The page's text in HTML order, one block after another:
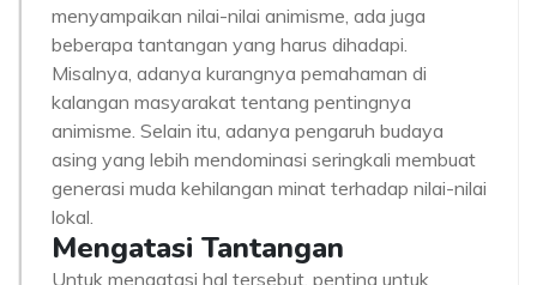
menyampaikan nilai-nilai animisme, ada juga
beberapa tantangan yang harus dihadapi.
Misalnya, adanya kurangnya pemahaman di
kalangan masyarakat tentang pentingnya
animisme. Selain itu, adanya pengaruh budaya
asing yang lebih mendominasi seringkali membuat
generasi muda kehilangan minat terhadap nilai-nilai
lokal.
Mengatasi Tantangan
Untuk mengatasi hal tersebut, penting untuk